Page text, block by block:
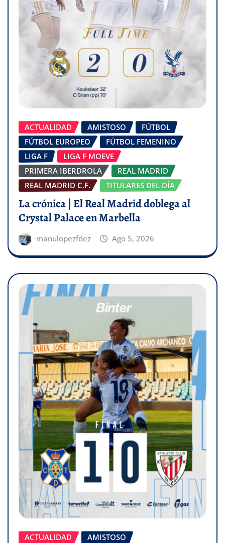
ACTUALIDAD AMISTOSO
FÚTBOL
FÚTBOL EUROPEO
FÚTBOL FEMENINO
LIGA F
LIGA F MOEVE
PRIMERA IBERDROLA
REAL MADRID
REAL MADRID C.F.
TITULARES DEL DÍA
La crónica | El Real Madrid doblega al
Crystal Palace en Marbella
manulopezfdez Ago 5, 2026
ACTUALIDAD
AMISTOSO